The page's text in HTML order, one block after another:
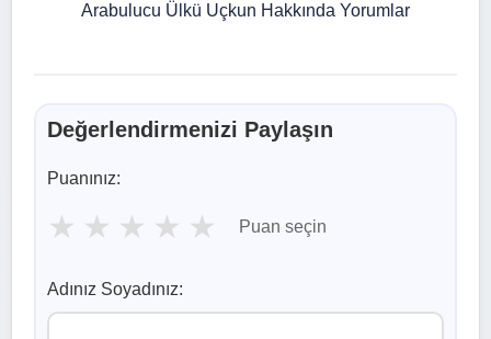
Arabulucu Ülkü Uçkun Hakkında Yorumlar
Değerlendirmenizi Paylaşın
Puanınız:
★ ★ ★ ★ ★ Puan seçin
Adınız Soyadınız: